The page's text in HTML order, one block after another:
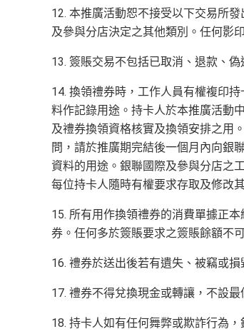
12. 本推廣活動恕不接受以下交易所
及參與分店決定之其他類別。任何影
13. 簽賬交易不包括已取消、退款、
14. 換領禮券時，工作人員有權複印
料作記錄用途。持卡人於本推廣活動
及禮券換領資格核實及換領安排之用
問，請於推廣期完結後一個月內向銀
資料的用途。銀聯國際及參與分店之
每位持卡人隨時有權要求存取及修改
15. 所有用作換領禮券的消費單據正
券。任何多於簽賬要求之簽賬餘額不
16. 禮券於送出後若有遺失、被竊或
17. 禮券不得兌換現金或轉讓，不設
18. 持卡人如有任何舞弊或欺詐行為